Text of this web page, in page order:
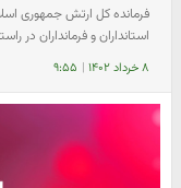
فرمانده کل ارتش جمهوری
استانداران و فرمانداران در
۸ خرداد ۱۴۰۲ | ۹:۵۵